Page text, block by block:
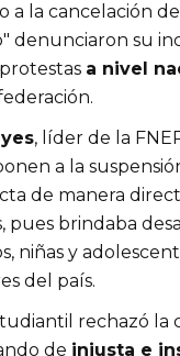
a la cancelación
denunciaron su
a nivel
, líder de la
a la
de manera
pues brindaba
niñas y
del país.
rechazó la
de injusta e